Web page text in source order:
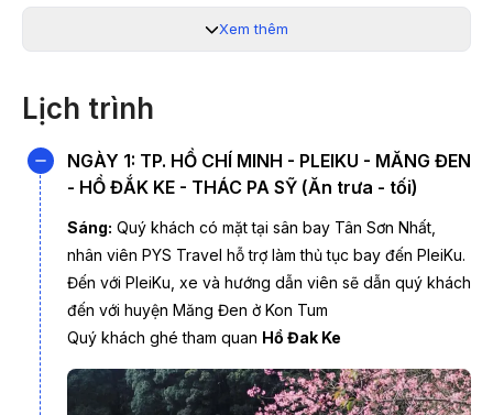
Hotline: 19003440
Măng Đen - Pleiku 3 ngày 2 đêm từ TP.HCM sẽ đưa bạn khám
nghiệm văn hóa đặc trưng của vùng đất đại ngàn.
Hành trình Măng Đen - Pleiku 3 ngày 2 đêm khởi hành từ
TP.HCM dịp lễ 2/9 sẽ đưa du khách đến với vùng đất cao
nguyên yên bình, khí hậu mát mẻ quanh năm, cảnh sắc
nguyên sơ và văn hóa đậm đà bản sắc Tây Nguyên. Đây là
lựa chọn lý tưởng để nghỉ ngơi, thư giãn sau những ngày làm
việc căng thẳng.
Xem thêm
Lịch trình
NGÀY 1: TP. HỒ CHÍ MINH - PLEIKU - MĂNG ĐEN
- HỒ ĐẮK KE - THÁC PA SỸ (Ăn trưa - tối)
Sáng: Quý khách có mặt tại sân bay Tân Sơn Nhất,
nhân viên PYS Travel hỗ trợ làm thủ tục bay đến PleiKu.
Đến với PleiKu, xe và hướng dẫn viên sẽ dẫn quý khách
đến với huyện Măng Đen ở Kon Tum
Quý khách ghé tham quan Hồ Đak Ke